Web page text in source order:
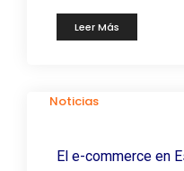
Leer Más
Noticias
El e-commerce en